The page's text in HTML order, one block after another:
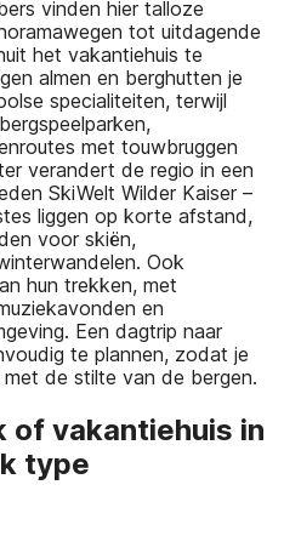
vinden hier talloze
tot uitdagende
het vakantiehuis te
almen en berghutten je
specialiteiten, terwijl
met touwbruggen
verandert de regio in een
SkiWelt Wilder Kaiser –
liggen op korte afstand,
voor skiën,
Ook
hun trekken, met
en
Een dagtrip naar
te plannen, zodat je
de stilte van de bergen.
of vakantiehuis in
type